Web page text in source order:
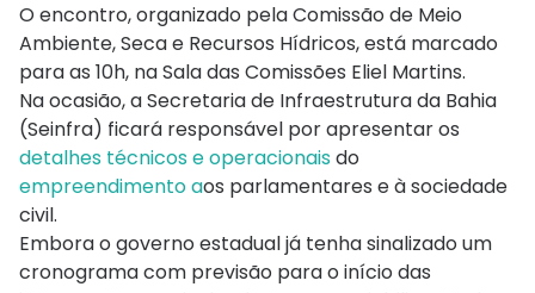
O encontro, organizado pela Comissão de Meio
Ambiente, Seca e Recursos Hídricos, está marcado
para as 10h, na Sala das Comissões Eliel Martins.
Na ocasião, a Secretaria de Infraestrutura da Bahia
(Seinfra) ficará responsável por apresentar os
detalhes técnicos e operacionaisdo
empreendimento aos parlamentares e à sociedade
civil.
Embora o governo estadual já tenha sinalizado um
cronograma com previsão para o início das